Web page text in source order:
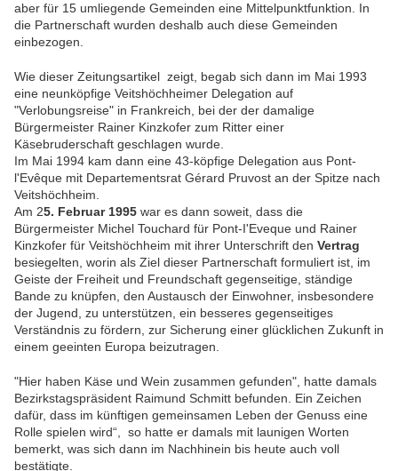
aber für 15 umliegende Gemeinden eine Mittelpunktfunktion. In
die Partnerschaft wurden deshalb auch diese Gemeinden
einbezogen.
Wie dieser Zeitungsartikel zeigt, begab sich dann im Mai 1993
eine neunköpfige Veitshöchheimer Delegation auf
"Verlobungsreise" in Frankreich, bei der der damalige
Bürgermeister Rainer Kinzkofer zum Ritter einer
Käsebruderschaft geschlagen wurde.
Im Mai 1994 kam dann eine 43-köpfige Delegation aus Pont-
l'Evêque mit Departementsrat Gérard Pruvost an der Spitze nach
Veitshöchheim.
Am 25. Februar 1995 war es dann soweit, dass die
Bürgermeister Michel Touchard für Pont-I'Eveque und Rainer
Kinzkofer für Veitshöchheim mit ihrer Unterschrift den Vertrag
besiegelten, worin als Ziel dieser Partnerschaft formuliert ist, im
Geiste der Freiheit und Freundschaft gegenseitige, ständige
Bande zu knüpfen, den Austausch der Einwohner, insbesondere
der Jugend, zu unterstützen, ein besseres gegenseitiges
Verständnis zu fördern, zur Sicherung einer glücklichen Zukunft in
einem geeinten Europa beizutragen.
"Hier haben Käse und Wein zusammen gefunden", hatte damals
Bezirkstagspräsident Raimund Schmitt befunden.
Ein Zeichen
dafür, dass im künftigen gemeinsamen Leben der Genuss eine
Rolle spielen wird“, so hatte er damals mit launigen Worten
bemerkt, was sich dann im Nachhinein bis heute auch voll
bestätigte.